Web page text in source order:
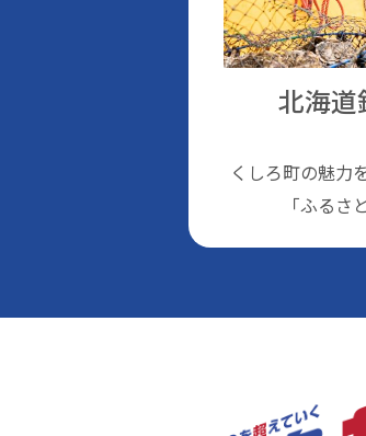
北海道
くしろ町の魅⼒
「ふるさ